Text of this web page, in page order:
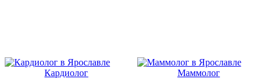
Кардиолог Маммолог